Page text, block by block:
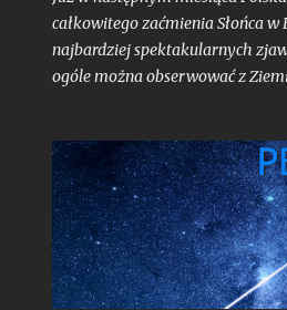
całkowitego zaćmienia Słońca w
najbardziej spektakularnych
ogóle można obserwować z
który obszar kontynentu chodzi
innymi nad Hiszpanią. Choć
nie będzie, tak duża bliskość
oznacza nieuchronnie, że
częściowego o bardzo głębokiej
do aż 87%, gdy Słońce stanie się